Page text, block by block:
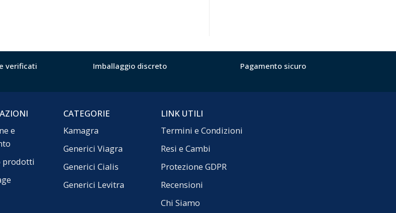
verificati Imballaggio discreto Pagamento sicuro
e
prodotti
CATEGORIE
Kamagra
Generici Viagra
Generici Cialis
Generici Levitra
LINK UTILI
Termini e Condizioni
Resi e Cambi
Protezione GDPR
Recensioni
Chi Siamo